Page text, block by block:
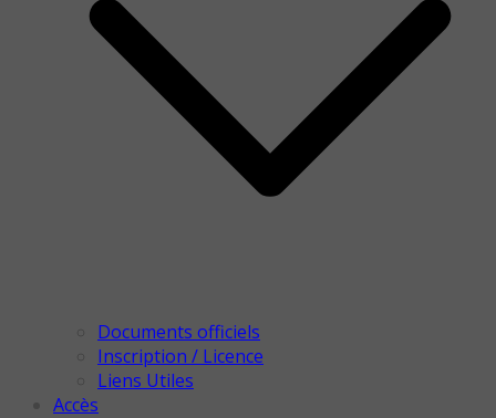
Documents officiels
Inscription / Licence
Liens Utiles
Accès